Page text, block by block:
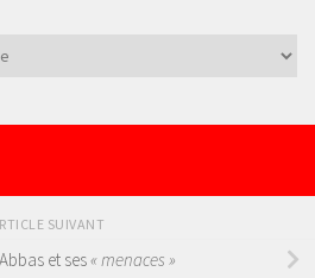
SUIVANT
et ses« menaces »